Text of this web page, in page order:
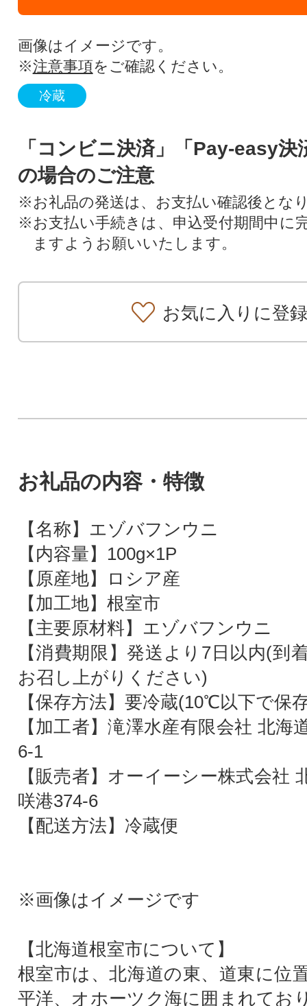
画像はイメージです。
※注意事項をご確認ください。
冷蔵
「コンビニ決済」「Pay-easy決
の場合のご注意
※お礼品の発送は、お支払い確認後とな
※お支払い手続きは、申込受付期間中に
ますようお願いいたします。
お気に入りに登録
お礼品の内容・特徴
【名称】エゾバフンウニ
【内容量】100g×1P
【原産地】ロシア産
【加工地】根室市
【主要原材料】エゾバフンウニ
【消費期限】発送より7日以内(到
お召し上がりください)
【保存方法】要冷蔵(10℃以下で保
【加工者】滝澤水産有限会社 北海
6-1
【販売者】オーイーシー株式会社
咲港374-6
【配送方法】冷蔵便
※画像はイメージです
【北海道根室市について】
根室市は、北海道の東、道東に位
平洋、オホーツク海に囲まれてお